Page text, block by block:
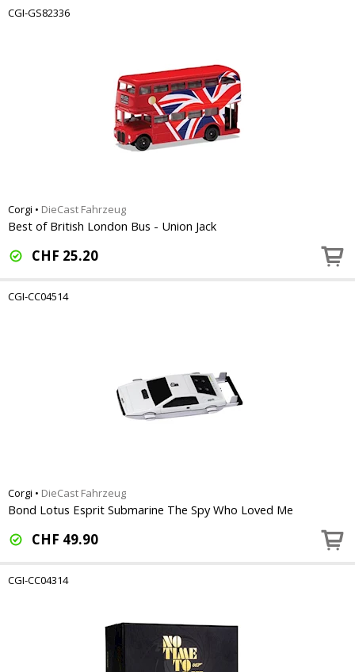
CGI-GS82336
Corgi • DieCast Fahrzeug
Best of British London Bus - Union Jack
CHF 25.20
CGI-CC04514
Corgi • DieCast Fahrzeug
Bond Lotus Esprit Submarine The Spy Who Loved Me
CHF 49.90
CGI-CC04314